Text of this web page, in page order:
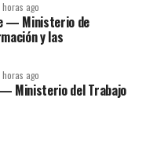
horas ago
— Ministerio de
y las
horas ago
Ministerio del Trabajo